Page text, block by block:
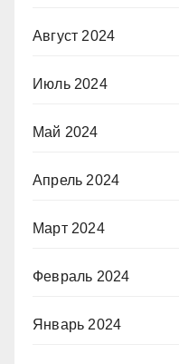
Август 2024
Июль 2024
Май 2024
Апрель 2024
Март 2024
Февраль 2024
Январь 2024